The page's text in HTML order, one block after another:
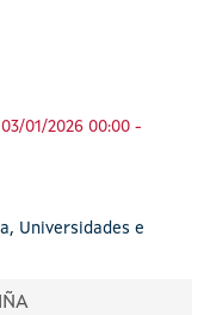
01/2026 00:00 -
Universidades e